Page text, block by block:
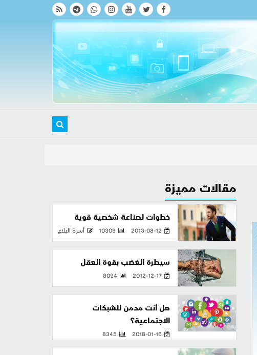
مقالات مميزة
خطوات لصناعة شخصية قوية
2013-08-12
10309 أسرة البلاغ
سيطرة الغضب بقوة العقل
2012-12-17
8094
هل أنت مدمن للشبكات
الاجتماعية؟
2018-01-16
8345